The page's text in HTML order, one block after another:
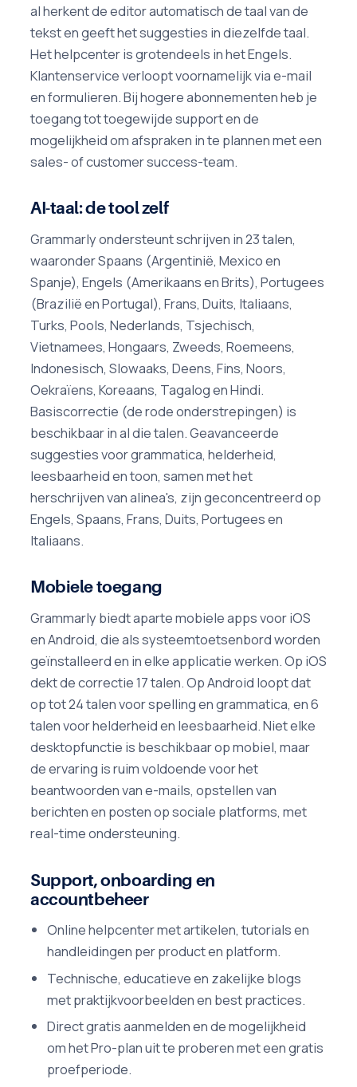
al herkent de editor automatisch de taal van de
tekst en geeft het suggesties in diezelfde taal.
Het helpcenter is grotendeels in het Engels.
Klantenservice verloopt voornamelijk via e-mail
en formulieren. Bij hogere abonnementen heb je
toegang tot toegewijde support en de
mogelijkheid om afspraken in te plannen met een
sales- of customer success-team.
AI-taal: de tool zelf
Grammarly ondersteunt schrijven in 23 talen,
waaronder Spaans (Argentinië, Mexico en
Spanje), Engels (Amerikaans en Brits), Portugees
(Brazilië en Portugal), Frans, Duits, Italiaans,
Turks, Pools, Nederlands, Tsjechisch,
Vietnamees, Hongaars, Zweeds, Roemeens,
Indonesisch, Slowaaks, Deens, Fins, Noors,
Oekraïens, Koreaans, Tagalog en Hindi.
Basiscorrectie (de rode onderstrepingen) is
beschikbaar in al die talen. Geavanceerde
suggesties voor grammatica, helderheid,
leesbaarheid en toon, samen met het
herschrijven van alinea's, zijn geconcentreerd op
Engels, Spaans, Frans, Duits, Portugees en
Italiaans.
Mobiele toegang
Grammarly biedt aparte mobiele apps voor iOS
en Android, die als systeemtoetsenbord worden
geïnstalleerd en in elke applicatie werken. Op iOS
dekt de correctie 17 talen. Op Android loopt dat
op tot 24 talen voor spelling en grammatica, en 6
talen voor helderheid en leesbaarheid. Niet elke
desktopfunctie is beschikbaar op mobiel, maar
de ervaring is ruim voldoende voor het
beantwoorden van e-mails, opstellen van
berichten en posten op sociale platforms, met
real-time ondersteuning.
Support, onboarding en
accountbeheer
Online helpcenter met artikelen, tutorials en
handleidingen per product en platform.
Technische, educatieve en zakelijke blogs
met praktijkvoorbeelden en best practices.
Direct gratis aanmelden en de mogelijkheid
om het Pro-plan uit te proberen met een gratis
proefperiode.